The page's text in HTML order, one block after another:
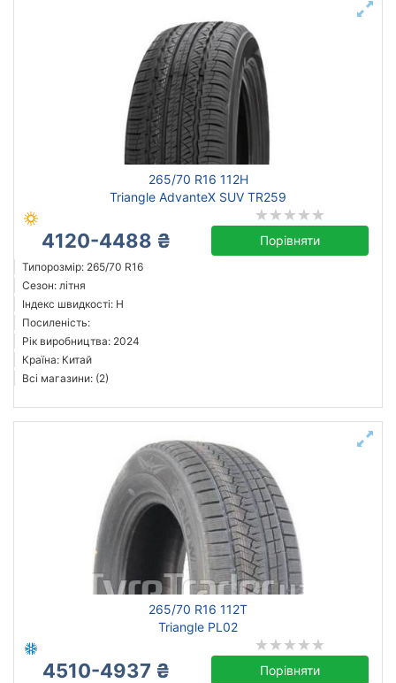
265/70 R16 112H
Triangle AdvanteX SUV TR259
4120-4488 ₴ Порівняти
Типорозмір: 265/70 R16
Сезон: літня
Індекс швидкості: H
Посиленість:
Рік виробництва: 2024
Країна: Китай
Всі магазини: (2)
265/70 R16 112T
Triangle PL02
4510-4937 ₴ Порівняти